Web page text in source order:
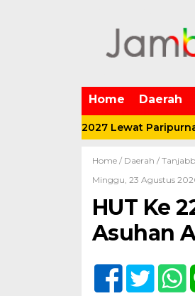
Home Daerah
2027 Lewat Paripurna KUA-
Home / Daerah /
Minggu, 23 Agustus
HUT Ke
Asuhan